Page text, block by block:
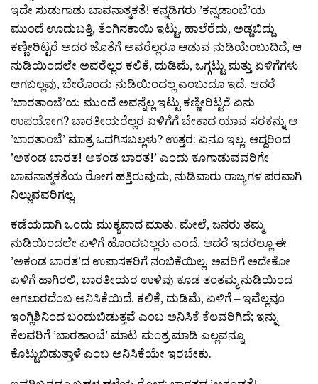
ಇದೇ ಸುಡುಗಾಡು ಬಾವನಾತ್ಮಕತೆ! ಕನ್ನಡಿಗರು ’ಕನ್ನಡಾಂಬೆ’ಯ
ಮುಂದೆ ಊದುಬತ್ತಿ, ತೆಂಗಿನಕಾಯಿ ಇಟ್ಟು, ಹಾಲೆರೆದು, ಅಡ್ಡಬಿದ್ದು
ಕಣ್ಣೀರಿಟ್ಟರೆ ಅದರ ಜೊತೆಗೆ ಅವರೆಲ್ಲರೂ ಆಡುವ ನುಡಿಯೆಂಬುದಿದೆ, ಆ
ನುಡಿಯಿಂದಲೇ ಅವರೆಲ್ಲರ ಕಲಿಕೆ, ದುಡಿಮೆ, ಒಗ್ಗಟ್ಟು ಮತ್ತು ಏಳಿಗೆಗಳು
ಆಗಬಲ್ಲವು, ಬೇರೊಂದು ನುಡಿಯಿಂದಲ್ಲ ಎಂಬುದೂ ಇದೆ. ಆದರೆ
’ಬಾರತಾಂಬೆ’ಯ ಮುಂದೆ ಅವನ್ನೆಲ್ಲ ಇಟ್ಟು ಕಣ್ಣೀರಿಟ್ಟರೆ ಏನು
ಉಪಯೋಗ? ಬಾರತೀಯರೆಲ್ಲರ ಏಳಿಗೆಗೆ ಬೇಕಾದ ಯಾವ ಸರಕನ್ನು ಆ
’ಬಾರತಾಂಬೆ’ ಮಾತ್ರ ಒದಗಿಸಬಲ್ಲಳು? ಉತ್ತರ: ಏನೂ ಇಲ್ಲ. ಆದ್ದರಿಂದ
’ಅಕಂಡ ಬಾರತ! ಅಕಂಡ ಬಾರತ!’ ಎಂದು ಕೂಗಾಡುವವರಿಗೇ
ಬಾವನಾತ್ಮಕತೆಯ ರೋಗ ಹತ್ತಿರುವುದು, ನುಡಿವಾರು ರಾಜ್ಯಗಳ ಪರವಾಗಿ
ನಿಲ್ಲುವವರಿಗಲ್ಲ.
ಕಡೆಯದಾಗಿ ಒಂದು ಮುಕ್ಯವಾದ ಮಾತು. ಮೇಲೆ, ಜನರು ತಮ್ಮ
ನುಡಿಯಿಂದಲೇ ಏಳಿಗೆ ಹೊಂದಬಲ್ಲರು ಎಂದೆ. ಆದರೆ ಇದರಲ್ಲೂ ಈ
’ಅಕಂಡ ಬಾರತ’ದ ಉಪಾಸಕರಿಗೆ ನಂಬಿಕೆಯಿಲ್ಲ. ಅವರಿಗೆ ಅದೇಕೋ
ಏಳಿಗೆ ಹಾಗಿರಲಿ, ಬಾರತೀಯರ ಉಳಿವು ಕೂಡ ತಂತಮ್ಮ ನುಡಿಯಿಂದ
ಆಗಲಾರದೆಂಬ ಅನಿಸಿಕೆಯಿದೆ. ಕಲಿಕೆ, ದುಡಿಮೆ, ಏಳಿಗೆ – ಇವೆಲ್ಲವೂ
ಇಂಗ್ಲಿಶಿನಿಂದ ಬಂದುಬಿಡುತ್ತವೆ ಎಂಬ ಅನಿಸಿಕೆ ಕೆಲವರಿಗಿದೆ; ಇನ್ನು
ಕೆಲವರಿಗೆ ’ಬಾರತಾಂಬೆ’ ಮಾಟ-ಮಂತ್ರ ಮಾಡಿ ಎಲ್ಲವನ್ನೂ
ಕೊಟ್ಟುಬಿಡುತ್ತಾಳೆ ಎಂಬ ಅನಿಸಿಕೆಯೇ ಇರಬೇಕು.